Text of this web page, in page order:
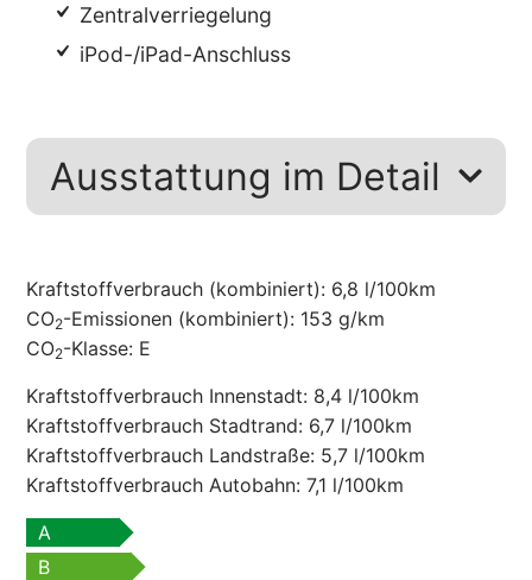
Zentralverriegelung
iPod-/iPad-Anschluss
Ausstattung im Detail
Kraftstoffverbrauch (kombiniert): 6,8 l/100km
CO2-Emissionen (kombiniert): 153 g/km
CO2-Klasse: E
Kraftstoffverbrauch Innenstadt: 8,4 l/100km
Kraftstoffverbrauch Stadtrand: 6,7 l/100km
Kraftstoffverbrauch Landstraße: 5,7 l/100km
Kraftstoffverbrauch Autobahn:7,1 l/100km
A
B